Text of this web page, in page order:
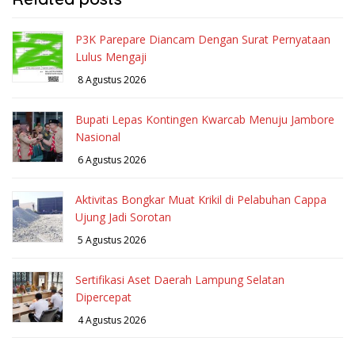
P3K Parepare Diancam Dengan Surat Pernyataan
Lulus Mengaji
8 Agustus 2026
Bupati Lepas Kontingen Kwarcab Menuju Jambore
Nasional
6 Agustus 2026
Aktivitas Bongkar Muat Krikil di Pelabuhan Cappa
Ujung Jadi Sorotan
5 Agustus 2026
Sertifikasi Aset Daerah Lampung Selatan
Dipercepat
4 Agustus 2026